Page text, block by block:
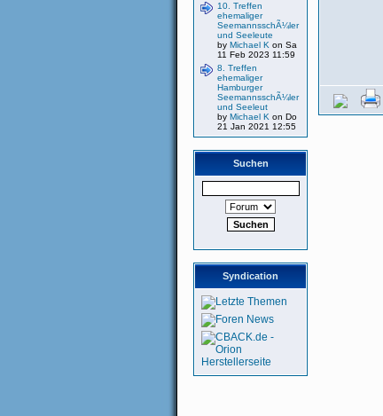
10. Treffen
ehemaliger
SeemannsschÃ¼ler
und Seeleute
by Michael K on Sa
11 Feb 2023 11:59
8. Treffen
ehemaliger
Hamburger
SeemannsschÃ¼ler
und Seeleut
by Michael K on Do
21 Jan 2021 12:55
Suchen
Syndication